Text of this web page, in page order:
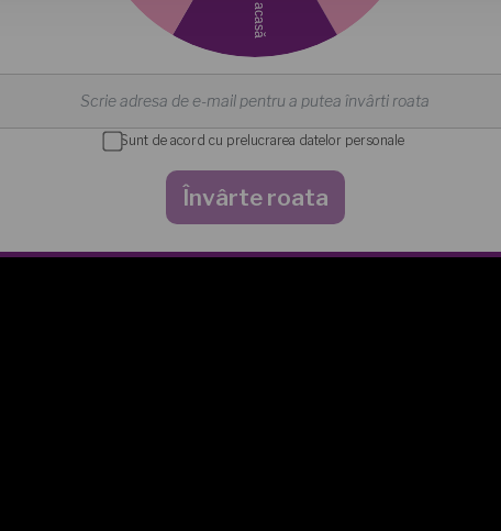
Sunt de acord cu prelucrarea datelor personale
Învârte roata